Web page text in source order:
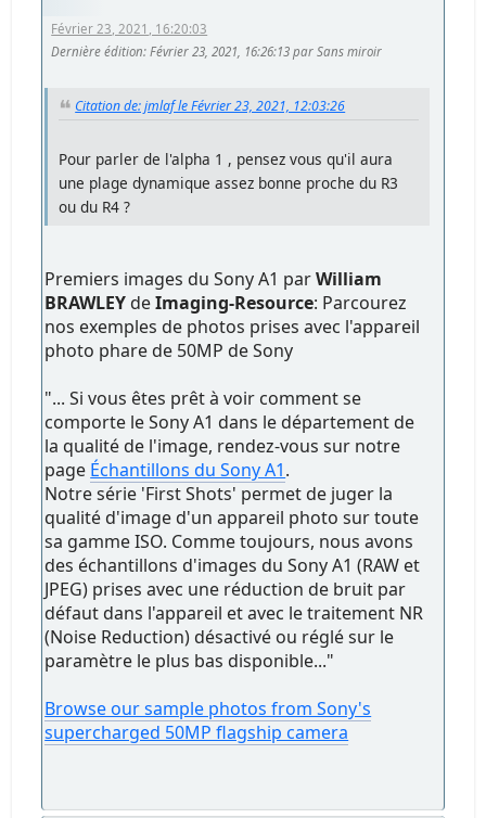
Février 23, 2021, 16:20:03
Dernière édition: Février 23, 2021, 16:26:13 par Sans miroir
Citation de: jmlaf le Février 23, 2021, 12:03:26
Pour parler de l'alpha 1 , pensez vous qu'il aura
une plage dynamique assez bonne proche du R3
ou du R4 ?
Premiers images du Sony A1 parWilliam
BRAWLEY deImaging-Resource: Parcourez
nos exemples de photos prises avec l'appareil
photo phare de 50MP de Sony
"... Si vous êtes prêt à voir comment se
comporte le Sony A1 dans le département de
la qualité de l'image, rendez-vous sur notre
page Échantillons du Sony A1.
Notre série 'First Shots' permet de juger la
qualité d'image d'un appareil photo sur toute
sa gamme ISO. Comme toujours, nous avons
des échantillons d'images du Sony A1 (RAW et
JPEG) prises avec une réduction de bruit par
défaut dans l'appareil et avec le traitement NR
(Noise Reduction) désactivé ou réglé sur le
paramètre le plus bas disponible..."
Browse our sample photos from Sony's
supercharged 50MP flagship camera